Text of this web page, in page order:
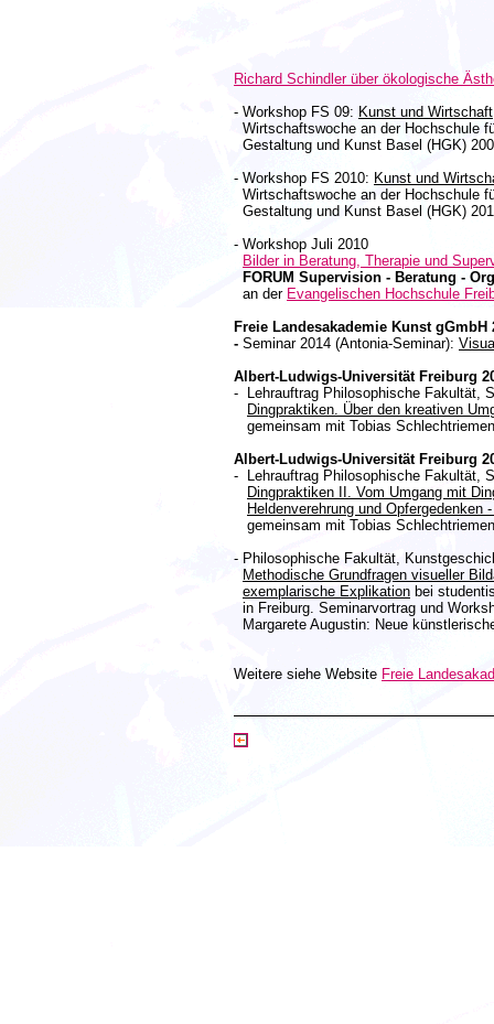
Richard Schindler über ökologische
- Workshop FS 09: Kunst und Wirtschaft
Wirtschaftswoche an der Hochschule
Gestaltung und Kunst Basel (HGK)
- Workshop FS 2010: Kunst und
Wirtschaftswoche an der Hochschule
Gestaltung und Kunst Basel (HGK)
- Workshop Juli 2010
Bilder in Beratung, Therapie und
FORUM Supervision - Beratung -
an der Evangelischen Hochschule
Freie Landesakademie Kunst gGmbH
- Seminar 2014 (Antonia-Seminar):
Albert-Ludwigs-Universität Freiburg
- Lehrauftrag Philosophische Fakultät,
Dingpraktiken. Über den kreativen
gemeinsam mit Tobias Schlechtriemen
Albert-Ludwigs-Universität Freiburg
- Lehrauftrag Philosophische Fakultät,
Dingpraktiken II. Vom Umgang mit
Heldenverehrung und Opfergedenken
gemeinsam mit Tobias Schlechtriemen
- Philosophische Fakultät,
Methodische Grundfragen visueller
exemplarische Explikation bei
in Freiburg. Seminarvortrag und
Margarete Augustin: Neue
Weitere siehe Website Freie